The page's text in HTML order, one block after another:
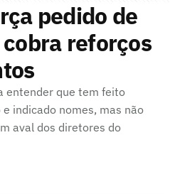
pedido de
reforços
entender que tem feito
indicado nomes, mas não
aval dos diretores do